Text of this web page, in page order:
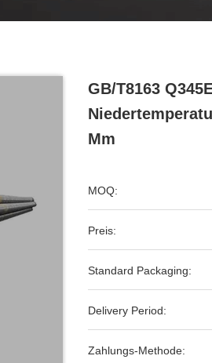
GB/T8163
Mm
MOQ:
Preis:
Standard Packaging:
Delivery Period:
Zahlungs-Methode: